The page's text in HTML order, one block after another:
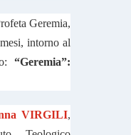
Geremia,
intorno al
“Geremia”:
VIRGILI,